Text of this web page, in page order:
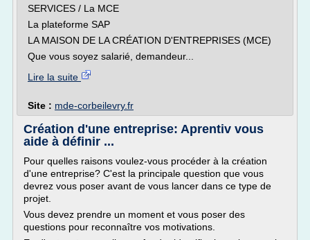
SERVICES / La MCE
La plateforme SAP
LA MAISON DE LA CRÉATION D'ENTREPRISES (MCE)
Que vous soyez salarié, demandeur...
Lire la suite
Site : mde-corbeilevry.fr
Création d'une entreprise: Aprentiv vous
aide à définir ...
Pour quelles raisons voulez-vous procéder à la création
d'une entreprise? C'est la principale question que vous
devrez vous poser avant de vous lancer dans ce type de
projet.
Vous devez prendre un moment et vous poser des
questions pour reconnaître vos motivations.